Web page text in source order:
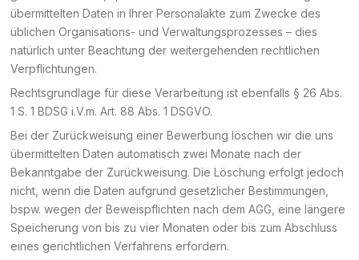
übermittelten Daten in Ihrer Personalakte zum Zwecke des
üblichen Organisations- und Verwaltungsprozesses – dies
natürlich unter Beachtung der weitergehenden rechtlichen
Verpflichtungen.
Rechtsgrundlage für diese Verarbeitung ist ebenfalls § 26 Abs.
1 S. 1 BDSG i.V.m. Art. 88 Abs. 1 DSGVO.
Bei der Zurückweisung einer Bewerbung löschen wir die uns
übermittelten Daten automatisch zwei Monate nach der
Bekanntgabe der Zurückweisung. Die Löschung erfolgt jedoch
nicht, wenn die Daten aufgrund gesetzlicher Bestimmungen,
bspw. wegen der Beweispflichten nach dem AGG, eine längere
Speicherung von bis zu vier Monaten oder bis zum Abschluss
eines gerichtlichen Verfahrens erfordern.